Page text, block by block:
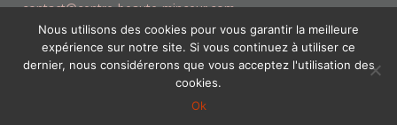
contact@centre-beaute-minceur.com
Mentions légales RÉALISATION RHONALPCOM
Nous utilisons des cookies pour vous garantir la meilleure
expérience sur notre site. Si vous continuez à utiliser ce
dernier, nous considérerons que vous acceptez l'utilisation des
cookies.
Ok